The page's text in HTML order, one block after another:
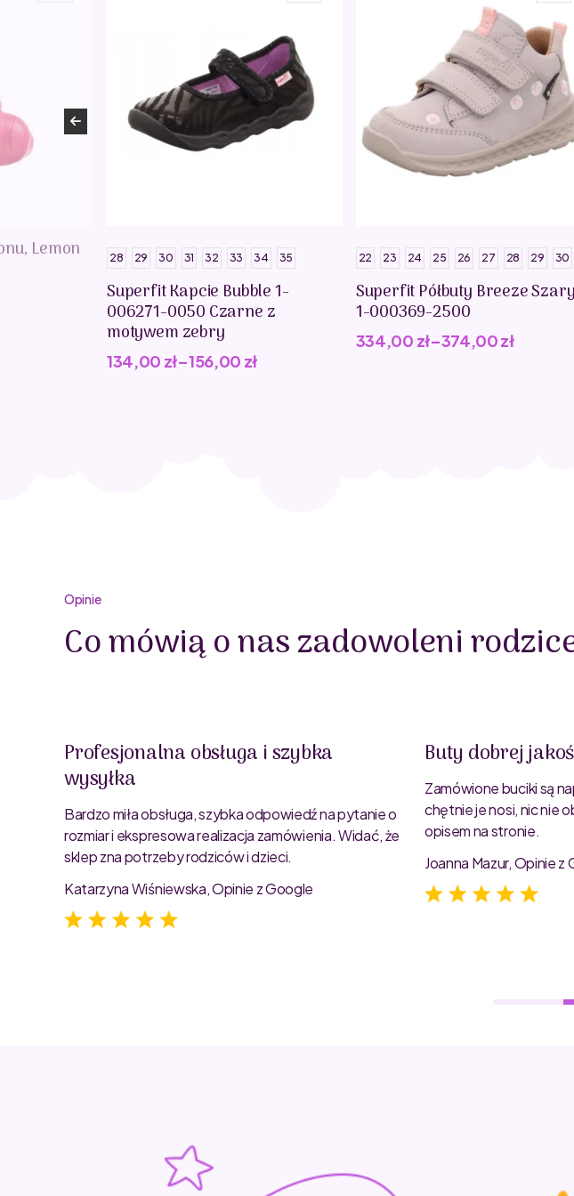
Lemon 28 29 30 31 32 33 34 35
Superfit Kapcie Bubble 1-
006271-0050 Czarne z
motywem zebry
134,00 zł–156,00 zł
22 23 24 25 26 27 28 29 30
Superfit Półbuty Breeze Szary
1-000369-2500
334,00 zł–374,00zł
Opinie
Co mówią o nas zadowoleni
Profesjonalna obsługa i szybka
wysyłka
Bardzo miła obsługa, szybka odpowiedź na pytanie o
rozmiar i ekspresowa realizacja zamówienia. Widać, że
sklep zna potrzeby rodziców i dzieci.
Katarzyna Wiśniewska, Opinie z Google
Buty dobrej
Zamówione buciki są
chętnie je nosi, nic nie
opisem na stronie.
Joanna Mazur, Opinie z